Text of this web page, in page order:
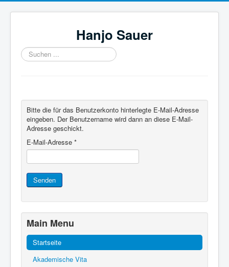
Hanjo Sauer
Suchen
...
Bitte die für das Benutzerkonto hinterlegte E-Mail-Adresse
eingeben. Der Benutzername wird dann an diese E-Mail-
Adresse geschickt.
E-Mail-Adresse *
Senden
Main Menu
Startseite
Akademische Vita